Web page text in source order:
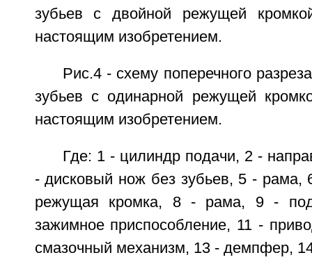
зубьев с двойной режущей
настоящим изобретением.
Рис.4 - схему поперечного
зубьев с одинарной режущей
настоящим изобретением.
Где: 1 - цилиндр подачи, 2 -
- дисковый нож без зубьев, 5 - рама,
режущая кромка, 8 - рама, 9 -
зажимное приспособление, 11 -
смазочный механизм, 13 - демпфер,